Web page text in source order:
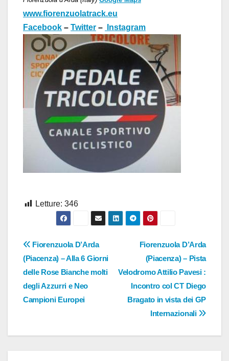
www.fiorenzuolatrack.eu
Facebook – Twitter – Instagram
Letture: 346
Navigazione
articoli
Fiorenzuola D’Arda
(Piacenza) – Pista
Velodromo Attilio Pavesi :
Incontro col CT Diego
Bragato in vista dei GP
Internazionali
Fiorenzuola D’Arda
(Piacenza) – Alla 6 Giorni
delle Rose Bianche molti
degli Azzurri e Neo
Campioni Europei